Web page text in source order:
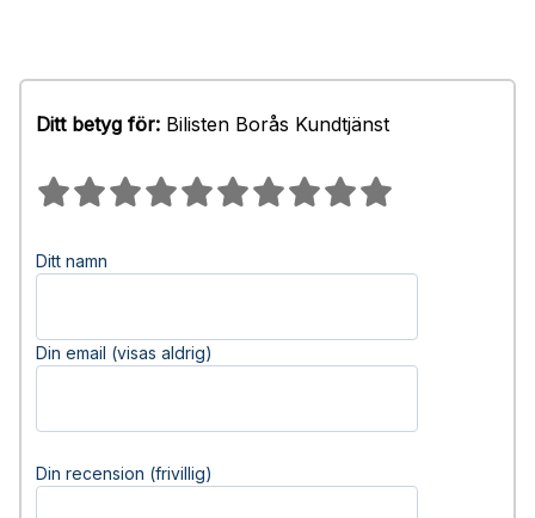
Ditt betyg för: Bilisten Borås Kundtjänst
Ditt namn
Din email (visas aldrig)
Din recension (frivillig)